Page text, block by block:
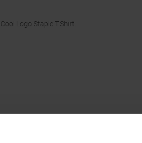
Logo Staple T-Shirt.